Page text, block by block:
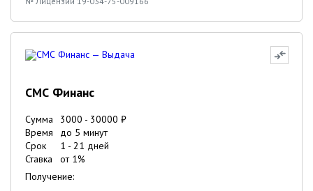
СМС Финанс
Сумма 3000 - 30000 ₽
Время
до 5 минут
Срок
1 - 21 дней
Ставка
от 1%
Получение: